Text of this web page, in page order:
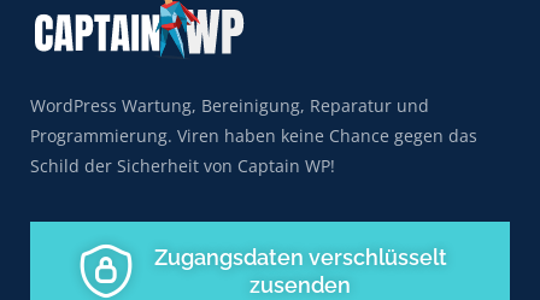
WordPress Wartung, Bereinigung, Reparatur und
Programmierung. Viren haben keine Chance gegen das
Schild der Sicherheit von Captain WP!
Zugangsdaten verschlüsselt
zusenden